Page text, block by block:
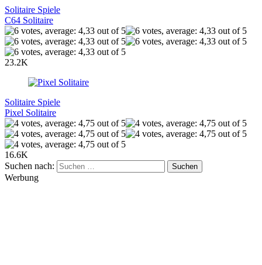
Solitaire Spiele
C64 Solitaire
23.2K
Solitaire Spiele
Pixel Solitaire
16.6K
Suchen nach:
Werbung